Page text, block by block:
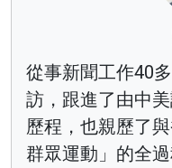
從事新聞工作40
訪，跟進了由中
歷程，也親歷了
群眾運動」的全